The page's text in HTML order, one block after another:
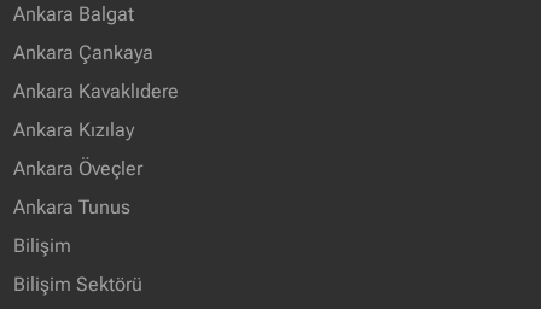
Ankara Balgat
Ankara Çankaya
Ankara Kavaklıdere
Ankara Kızılay
Ankara Öveçler
Ankara Tunus
Bilişim
Bilişim Sektörü